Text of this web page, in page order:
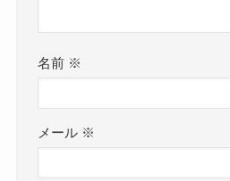
名前 ※
メール ※